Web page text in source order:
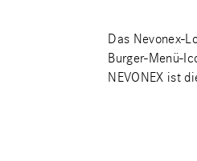
Das Nevonex-
Burger-Menü-
NEVONEX ist